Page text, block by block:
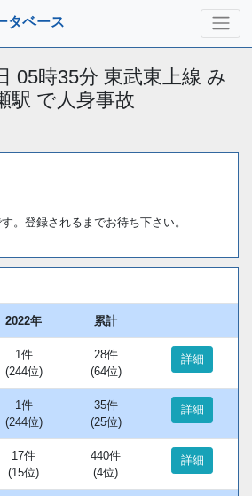
タベース
05時35分 東武東上線 み
駅 で人身事故
。登録されるまでお待ち下さい。
2022年 累計
1件
(244位)
28件
(64位)
詳細
1件
(244位)
35件
(25位)
詳細
17件
(15位)
440件
(4位)
詳細